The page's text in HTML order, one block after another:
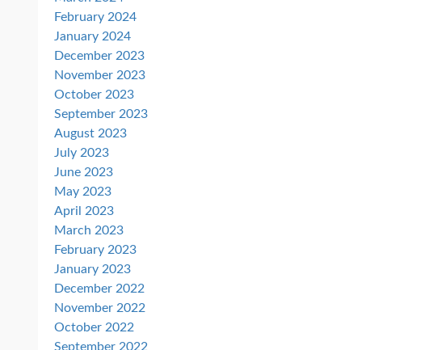
February 2024
January 2024
December 2023
November 2023
October 2023
September 2023
August 2023
July 2023
June 2023
May 2023
April 2023
March 2023
February 2023
January 2023
December 2022
November 2022
October 2022
September 2022